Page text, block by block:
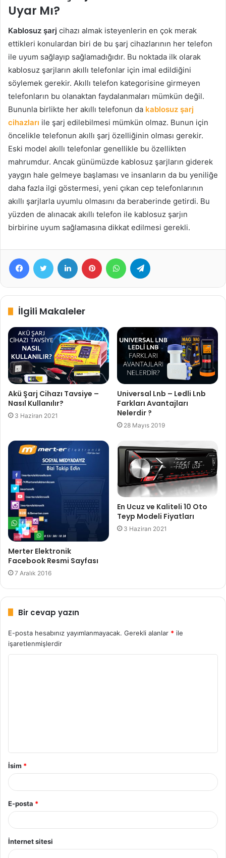
Uyar Mı?
Kablosuz şarj cihazı almak isteyenlerin en çok merak
ettikleri konulardan biri de bu şarj cihazlarının her telefon
ile uyum sağlayıp sağlamadığıdır. Bu noktada ilk olarak
kablosuz şarjların akıllı telefonlar için imal edildiğini
söylemek gerekir. Akıllı telefon kategorisine girmeyen
telefonların bu olanaktan faydalanmaları mümkün değil.
Bununla birlikte her akıllı telefonun da kablosuz şarj
cihazları ile şarj edilebilmesi mümkün olmaz. Bunun için
öncelikle telefonun akıllı şarj özelliğinin olması gerekir.
Eski model akıllı telefonlar genellikle bu özellikten
mahrumdur. Ancak günümüzde kablosuz şarjların giderek
yaygın hale gelmeye başlaması ve insanların da bu yeniliğe
daha fazla ilgi göstermesi, yeni çıkan cep telefonlarının
akıllı şarjlarla uyumlu olmasını da beraberinde getirdi. Bu
yüzden de alınacak akıllı telefon ile kablosuz şarjın
birbirine uyum sağlamasına dikkat edilmesi gerekli.
FacebookTwitter LinkedIn Pinterest WhatsApp
İlgili Makaleler
Akü Şarj Cihazı Tavsiye –
Nasıl Kullanılır?
3 Haziran 2021
Universal Lnb – Ledli Lnb
Farkları Avantajları
Nelerdir ?
28 Mayıs 2019
Merter Elektronik
Facebook Resmi Sayfası
7 Aralık 2016
En Ucuz ve Kaliteli 10 Oto
Teyp Modeli Fiyatları
3 Haziran 2021
Bir cevap yazın
E-posta hesabınız yayımlanmayacak. Gerekli alanlar * ile
işaretlenmişlerdir
İsim *
E-posta *
İnternet sitesi